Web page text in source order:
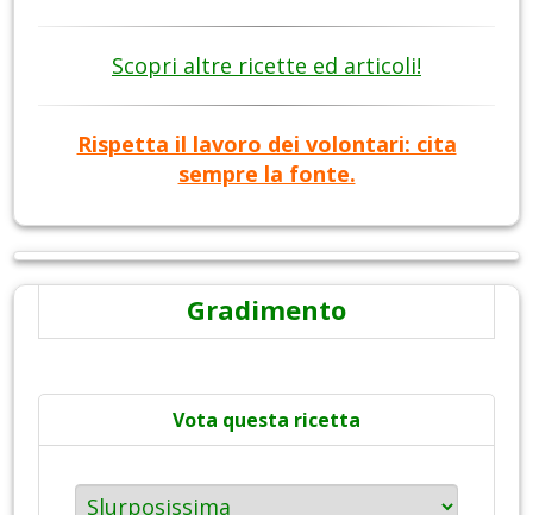
Scopri altre ricette ed articoli!
Rispetta il lavoro dei volontari: cita
sempre la fonte.
Gradimento
Vota questa ricetta